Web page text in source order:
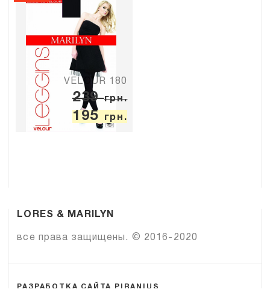
VELOUR 180
239грн.
195 грн.
LORES & MARILYN
все права защищены. © 2016-2020
РАЗРАБОТКА САЙТА PIRANIUS